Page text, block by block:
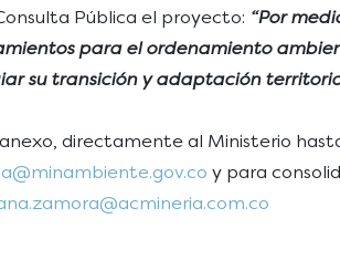
Pública el proyecto: “Por
para el ordenamiento
su transición y adaptación
directamente al Ministerio
y para